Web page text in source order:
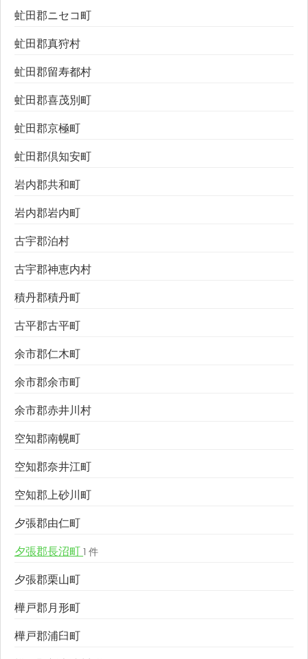
虻田郡ニセコ町
虻田郡真狩村
虻田郡留寿都村
虻田郡喜茂別町
虻田郡京極町
虻田郡倶知安町
岩内郡共和町
岩内郡岩内町
古宇郡泊村
古宇郡神恵内村
積丹郡積丹町
古平郡古平町
余市郡仁木町
余市郡余市町
余市郡赤井川村
空知郡南幌町
空知郡奈井江町
空知郡上砂川町
夕張郡由仁町
夕張郡長沼町 1 件
夕張郡栗山町
樺戸郡月形町
樺戸郡浦臼町